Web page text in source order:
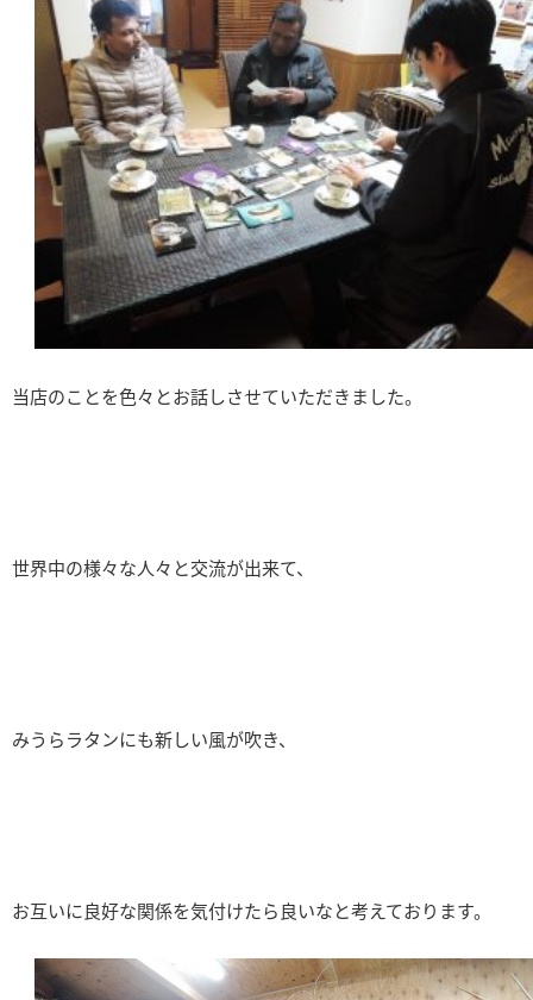
当店のことを色々とお話しさせていただきました。
世界中の様々な人々と交流が出来て、
みうらラタンにも新しい風が吹き、
お互いに良好な関係を気付けたら良いなと考えております。